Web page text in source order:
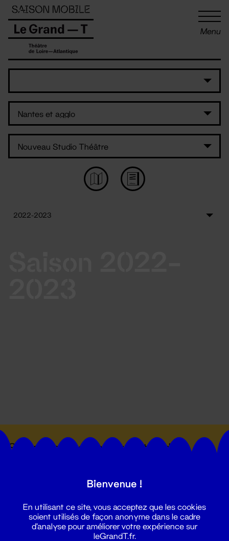
Menu
Suivez toutes les actualités du
Panneau de gestion des cookies
Bienvenue !
En utilisant ce site, vous acceptez que les cookies
soient utilisés de façon anonyme dans le cadre
d'analyse pour améliorer votre expérience sur
leGrandT.fr.